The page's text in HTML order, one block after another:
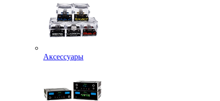
Аксессуары